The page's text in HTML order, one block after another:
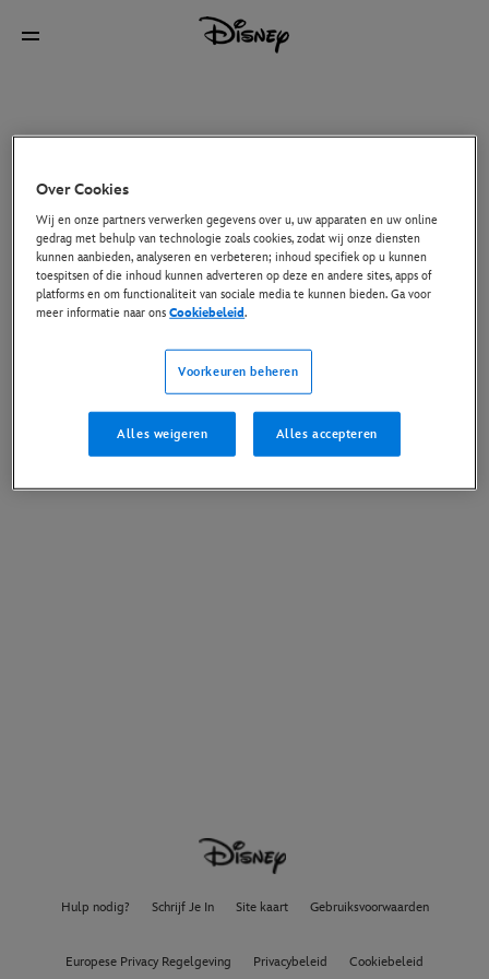
Hulp nodig? Schrijf Je In Site kaart Gebruiksvoorwaarden
Europese Privacy Regelgeving Privacybeleid Cookiebeleid
Over Cookies
Wij en onze partners verwerken gegevens over u, uw apparaten en uw online
gedrag met behulp van technologie zoals cookies, zodat wij onze diensten
kunnen aanbieden, analyseren en verbeteren; inhoud specifiek op u kunnen
toespitsen of die inhoud kunnen adverteren op deze en andere sites, apps of
platforms en om functionaliteit van sociale media te kunnen bieden. Ga voor
meer informatie naar onsCookiebeleid.
Voorkeuren beheren
Alles weigeren Alles accepteren